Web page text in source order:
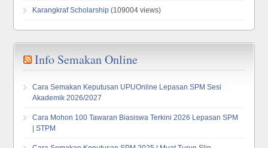
Karangkraf Scholarship (109004 views)
Info Semakan Online
Cara Semakan Keputusan UPUOnline Lepasan SPM Sesi
Akademik 2026/2027
Cara Mohon 100 Tawaran Biasiswa Terkini 2026 Lepasan SPM
| STPM